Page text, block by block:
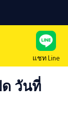
แชท Line
ด วันที่